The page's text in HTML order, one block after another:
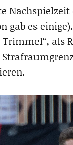
gab es
als